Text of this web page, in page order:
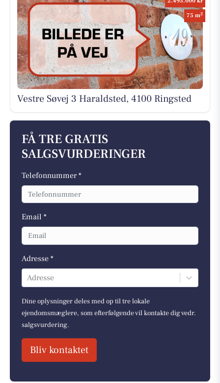
75 m2
Vestre Søvej 3 Haraldsted, 4100 Ringsted
FÅ TRE GRATIS
SALGSVURDERINGER
Telefonnummer *
Email *
Adresse *
Adresse
Dine oplysninger deles med op til tre lokale
ejendomsmæglere, som efterfølgende vil kontakte dig vedr.
salgsvurdering.
Bliv kontaktet